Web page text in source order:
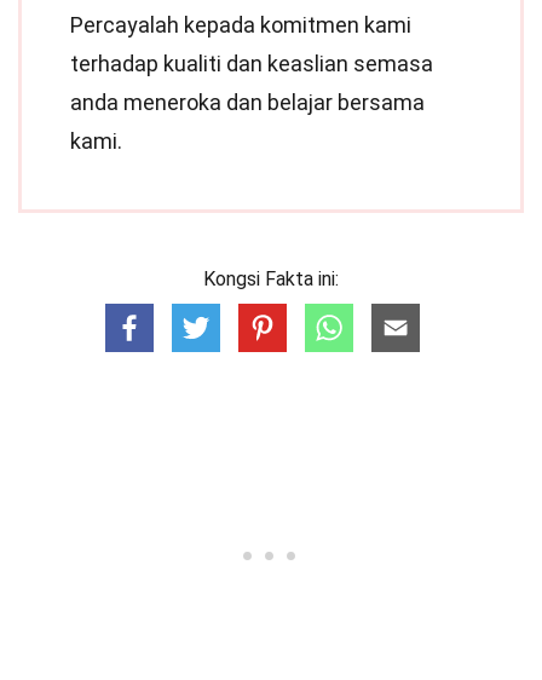
Percayalah kepada komitmen kami
terhadap kualiti dan keaslian semasa
anda meneroka dan belajar bersama
kami.
Kongsi Fakta ini: